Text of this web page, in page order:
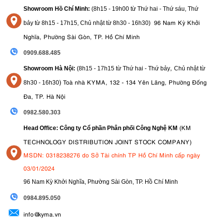
3.8. Đèn LED Modeling Light hỗ trợ lấy nét chính xác
Godox MF12 - K2 tích hợp đèn LED Modeling Light trên mỗi đầu
đèn, cung cấp nguồn sáng liên tục để hỗ trợ quan sát chủ thể, căn
chỉnh bố cục và xác định hướng sáng trước khi chụp.
Tính năng này giúp quá trình lấy nét trở nên dễ dàng hơn, đồng thời
giảm thời gian thiết lập khi làm việc với các chủ thể nhỏ hoặc chuyển
động chậm.
Showroom Hồ Chí Minh: (8h15 - 19h00 từ Thứ hai - Thứ sáu, Thứ
bảy từ 8h15 - 17h15, Chủ nhật từ 8h30 - 16h30) 96 Nam Kỳ Khởi
Nghĩa, Phường Sài Gòn, TP. Hồ Chí Minh
0909.688.485
Showroom Hà Nội: (8h15 - 17h15 từ Thứ hai - Thứ bảy, Chủ nhật từ
8h30 - 16h30) Toà nhà KYMA, 132 - 134 Yên Lãng, Phường Đống
Đa, TP. Hà Nội
0982.580.303
Head Office: Công ty Cổ phần Phân phối Công Nghệ KM (KM
TECHNOLOGY DISTRIBUTION JOINT STOCK COMPANY)
MSDN: 0318238276 do Sở Tài chính TP Hồ Chí Minh cấp ngày
03/01/2024
96 Nam Kỳ Khởi Nghĩa, Phường Sài Gòn, TP. Hồ Chí Minh
0984.895.050
info@kyma.vn